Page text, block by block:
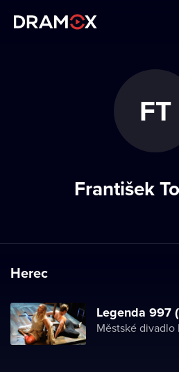
FT
František
Herec
Legenda 997